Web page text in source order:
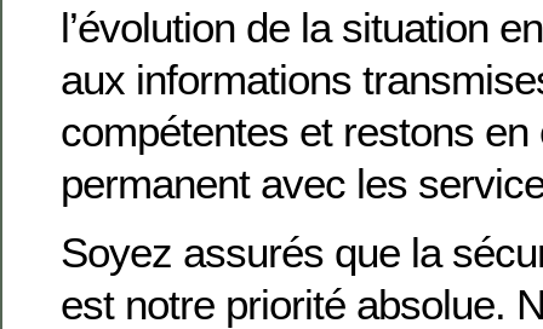
l’évolution de la situation
aux informations
compétentes et restons en
permanent avec les
Soyez assurés que la
est notre priorité absolue.